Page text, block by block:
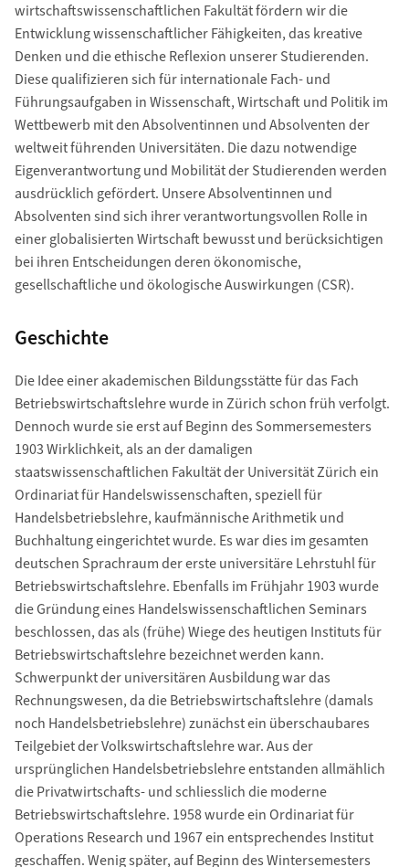
wirtschaftswissenschaftlichen Fakultät fördern wir die
Entwicklung wissenschaftlicher Fähigkeiten, das kreative
Denken und die ethische Reflexion unserer Studierenden.
Diese qualifizieren sich für internationale Fach- und
Führungsaufgaben in Wissenschaft, Wirtschaft und Politik im
Wettbewerb mit den Absolventinnen und Absolventen der
weltweit führenden Universitäten. Die dazu notwendige
Eigenverantwortung und Mobilität der Studierenden werden
ausdrücklich gefördert. Unsere Absolventinnen und
Absolventen sind sich ihrer verantwortungsvollen Rolle in
einer globalisierten Wirtschaft bewusst und berücksichtigen
bei ihren Entscheidungen deren ökonomische,
gesellschaftliche und ökologische Auswirkungen (CSR).
Geschichte
Die Idee einer akademischen Bildungsstätte für das Fach
Betriebswirtschaftslehre wurde in Zürich schon früh verfolgt.
Dennoch wurde sie erst auf Beginn des Sommersemesters
1903 Wirklichkeit, als an der damaligen
staatswissenschaftlichen Fakultät der Universität Zürich ein
Ordinariat für Handelswissenschaften, speziell für
Handelsbetriebslehre, kaufmännische Arithmetik und
Buchhaltung eingerichtet wurde. Es war dies im gesamten
deutschen Sprachraum der erste universitäre Lehrstuhl für
Betriebswirtschaftslehre. Ebenfalls im Frühjahr 1903 wurde
die Gründung eines Handelswissenschaftlichen Seminars
beschlossen, das als (frühe) Wiege des heutigen Instituts für
Betriebswirtschaftslehre bezeichnet werden kann.
Schwerpunkt der universitären Ausbildung war das
Rechnungswesen, da die Betriebswirtschaftslehre (damals
noch Handelsbetriebslehre) zunächst ein überschaubares
Teilgebiet der Volkswirtschaftslehre war. Aus der
ursprünglichen Handelsbetriebslehre entstanden allmählich
die Privatwirtschafts- und schliesslich die moderne
Betriebswirtschaftslehre. 1958 wurde ein Ordinariat für
Operations Research und 1967 ein entsprechendes Institut
geschaffen. Wenig später, auf Beginn des Wintersemesters